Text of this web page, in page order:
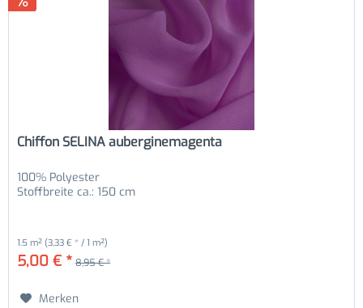
Chiffon SELINA auberginemagenta
100% Polyester
Stoffbreite ca.: 150 cm
1.5 m² (3,33 € * / 1 m²)
5,00 € * 8,95 € *
Merken